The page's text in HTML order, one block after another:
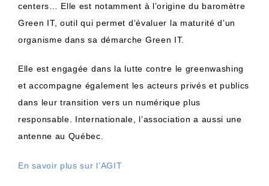
centers… Elle est notamment à l’origine du baromètre
Green IT, outil qui permet d’évaluer la maturité d’un
organisme dans sa démarche Green IT.
Elle est engagée dans la lutte contre le greenwashing
et accompagne également les acteurs privés et publics
dans leur transition vers un numérique plus
responsable. Internationale, l’association a aussi une
antenne au Québec.
En savoir plus sur l’AGIT